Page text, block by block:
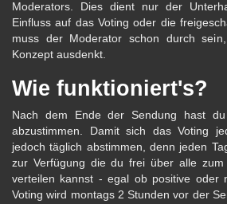
Moderators. Dies dient nur der
Einfluss auf das Voting oder die
muss der Moderator schon durch
Konzept ausdenkt.
Wie funktioniert's?
Nach dem Ende der Sendung hast
abzustimmen. Damit sich das Voting
jedoch täglich abstimmen, denn jeden
zur Verfügung die du frei über alle zum
verteilen kannst - egal ob positive oder
Voting wird montags 2 Stunden vor der